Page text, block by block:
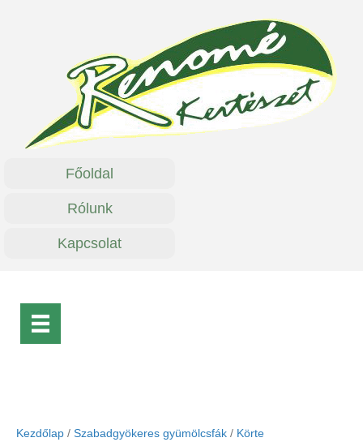
Főoldal
Rólunk
Kapcsolat
Kezdőlap / Szabadgyökeres gyümölcsfák / Körte